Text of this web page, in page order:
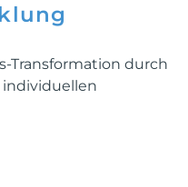
Transformation durch